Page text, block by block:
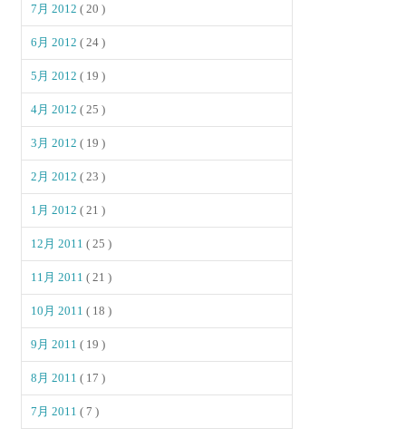
7月 2012( 20 )
6月 2012( 24 )
5月 2012( 19 )
4月 2012( 25 )
3月 2012( 19 )
2月 2012( 23 )
1月 2012( 21 )
12月 2011( 25 )
11月 2011( 21 )
10月 2011( 18 )
9月 2011( 19 )
8月 2011( 17 )
7月 2011( 7 )